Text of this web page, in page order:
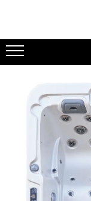
Sauna
Sauna finlandeză
Sauna infraroșu